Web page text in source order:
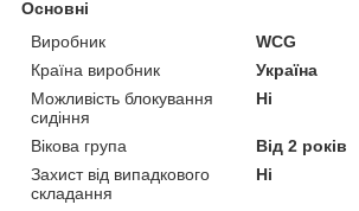
Основні
Виробник
WCG
Країна виробник
Україна
Можливість блокування
сидіння
Ні
Вікова група
Від 2 років
Захист від випадкового
складання
Ні